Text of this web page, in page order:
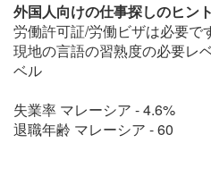
外国人向けの仕事探しのヒント
労働許可証/労働ビザは必要で
現地の言語の習熟度の必要レ
ベル
失業率 マレーシア - 4.6%
退職年齢 マレーシア - 60